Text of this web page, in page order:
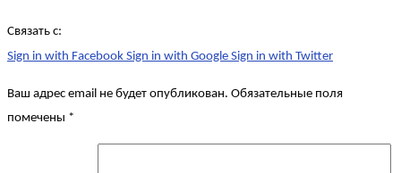
Связать с:
Sign in with Facebook Sign in with Google Sign in with Twitter
Ваш адрес email не будет опубликован. Обязательные поля
помечены *